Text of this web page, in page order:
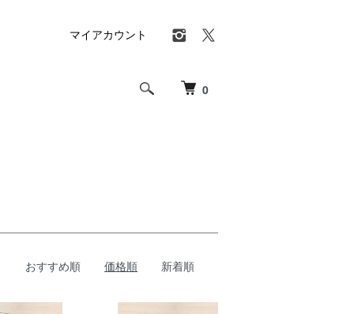
0
マイアカウント
おすすめ順 価格順 新着順